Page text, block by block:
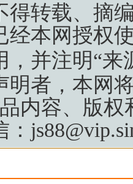
得转载、摘
经本网授权
，并注明“来
明者，本网
内容、版